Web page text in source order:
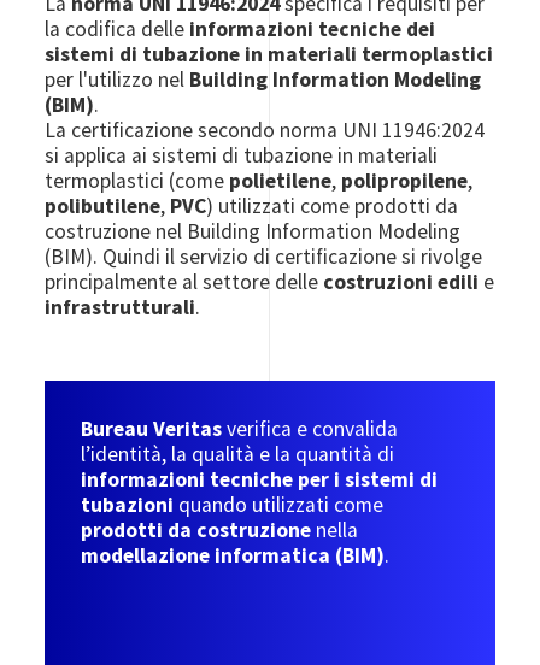
la codifica delle informazioni tecniche dei
sistemi di tubazione in materiali termoplastici
per l'utilizzo nel Building Information Modeling
(BIM).
La certificazione secondo norma UNI 11946:2024
si applica ai sistemi di tubazione in materiali
termoplastici (come polietilene, polipropilene,
polibutilene, PVC) utilizzati come prodotti da
costruzione nel Building Information Modeling
(BIM). Quindi il servizio di certificazione si rivolge
principalmente al settore delle costruzioni edili e
infrastrutturali.
Bureau Veritasverifica e convalida
l’identità, la qualità e la quantità di
informazioni tecniche per i sistemi di
tubazioni quando utilizzati come
prodotti da costruzione nella
modellazione informatica (BIM).